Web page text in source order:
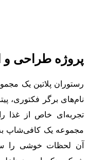
پروژه طراحی و
رستوران پلاتین یک
نام‌های برگر فکتوری،
تجربه‌ای خاص از غذا
مجموعه یک کافی‌شاپ به
آن لحظات خوشی را